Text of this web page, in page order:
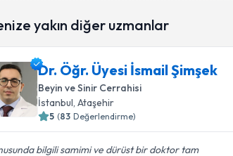
yakın diğer uzmanlar
Dr. Öğr. Üyesi İsmail Şimşek
Beyin ve Sinir Cerrahisi
İstanbul , Ataşehir
5 (83 Değerlendirme)
bilgili samimi ve dürüst bir doktor tam